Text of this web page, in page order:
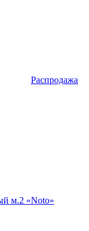
Распродажа
м.2 «Noto»